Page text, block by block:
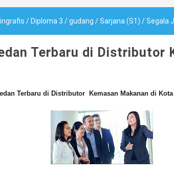
/ Diploma 3 /gudang /Sarjana (S1) /Segala
Terbaru di Distributor
Terbaru di Distributor Kemasan Makanan di